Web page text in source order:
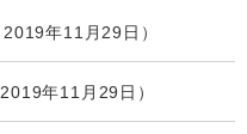
2019年11月29日
2019年11月29日